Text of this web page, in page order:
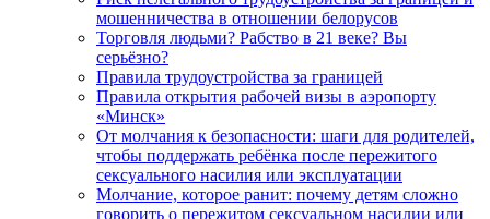
мошенничества в отношении белорусов
Торговля людьми? Рабство в 21 веке? Вы
серьёзно?
Правила трудоустройства за границей
Правила открытия рабочей визы в аэропорту
«Минск»
От молчания к безопасности: шаги для родителей,
чтобы поддержать ребёнка после пережитого
сексуального насилия или эксплуатации
Молчание, которое ранит: почему детям сложно
говорить о пережитом сексуальном насилии или